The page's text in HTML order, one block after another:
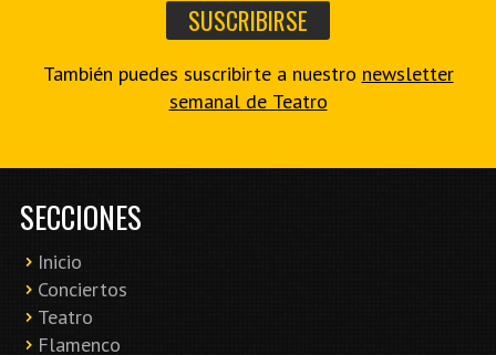
También puedes suscribirte a nuestro newsletter
semanal de Teatro
SECCIONES
Inicio
Conciertos
Teatro
Flamenco